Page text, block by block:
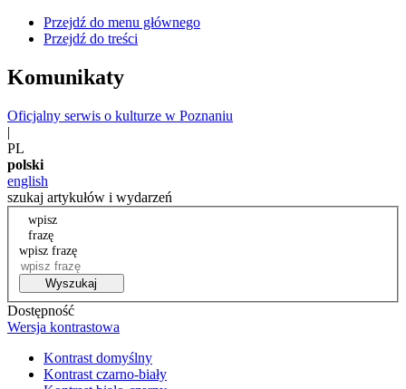
Przejdź do menu głównego
Przejdź do treści
Komunikaty
Oficjalny serwis o kulturze w Poznaniu
|
PL
polski
english
szukaj artykułów i wydarzeń
wpisz
frazę
wpisz frazę
Wyszukaj
Dostępność
Wersja kontrastowa
Kontrast domyślny
Kontrast czarno-biały